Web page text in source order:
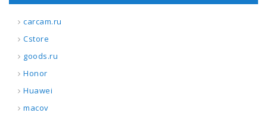
carcam.ru
Cstore
goods.ru
Honor
Huawei
macov